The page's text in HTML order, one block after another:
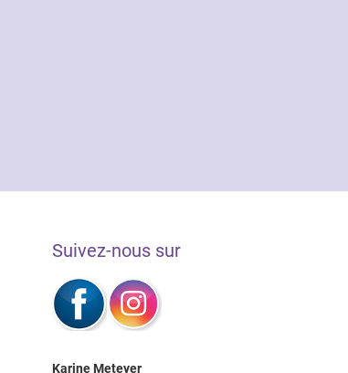
Suivez-nous sur
Karine Meteyer